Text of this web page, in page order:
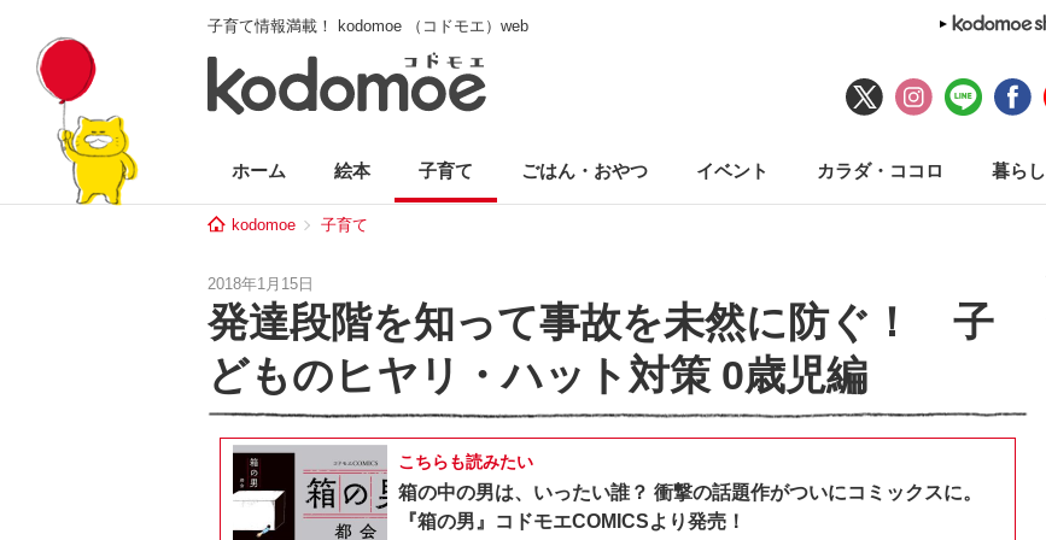
子育て情報満載！ kodomoe （コドモエ）web
ホーム 絵本 子育て ごはん・おやつ イベント カラダ・ココロ 暮らし
kodomoe 子育て
2018年1月15日
発達段階を知って事故を未然に防ぐ！ 子
どものヒヤリ・ハット対策 0歳児編
こちらも読みたい
箱の中の男は、いったい誰？ 衝撃の話題作がついにコミックスに。
『箱の男』コドモエCOMICSより発売！